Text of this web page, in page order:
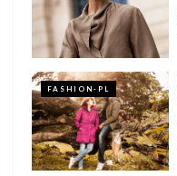
FASHION-PL